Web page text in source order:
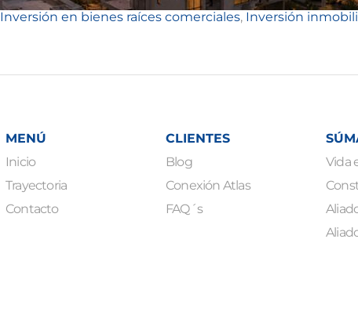
Inversión en bienes raíces comerciales, Inversión
MENÚ
Inicio
Trayectoria
Contacto
CLIENTES
Blog
Conexión Atlas
FAQ´s
Vida